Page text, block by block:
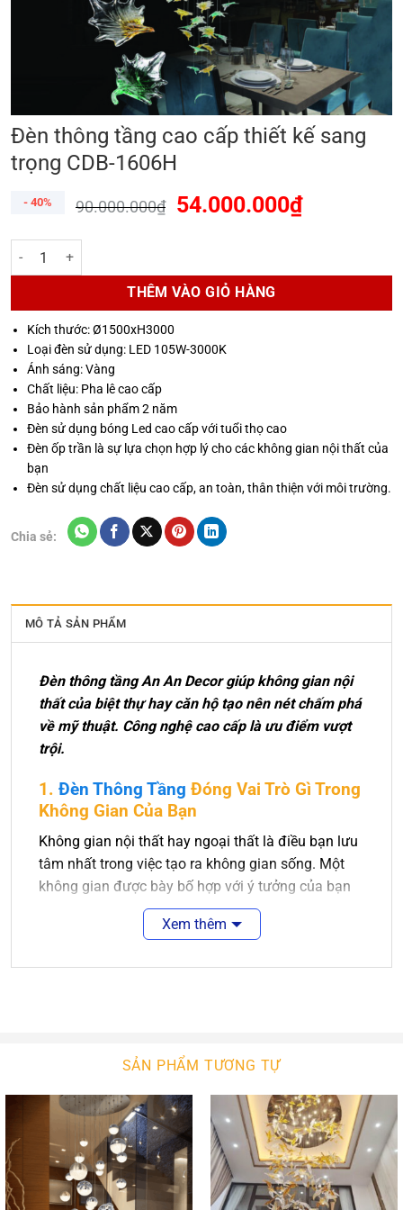
Đèn thông tầng cao cấp thiết kế sang
trọng CDB-1606H
- 40% 90.000.000₫ 54.000.000₫
Đèn thông tầng cao cấp thiết kế sang trọng CDB-1606H số lượng
THÊM VÀO GIỎ HÀNG
Kích thước: Ø1500xH3000
Loại đèn sử dụng: LED 105W-3000K
Ánh sáng: Vàng
Chất liệu: Pha lê cao cấp
Bảo hành sản phẩm 2 năm
Đèn sử dụng bóng Led cao cấp với tuổi thọ cao
Đèn ốp trần là sự lựa chọn hợp lý cho các không gian nội thất của
bạn
Đèn sử dụng chất liệu cao cấp, an toàn, thân thiện với môi trường.
Chia sẻ:
MÔ TẢ SẢN PHẨM
Đèn thông tầng An An Decor giúp không gian nội
thất của biệt thự hay căn hộ tạo nên nét chấm phá
về mỹ thuật. Công nghệ cao cấp là ưu điểm vượt
trội.
1. Đèn Thông Tầng Đóng Vai Trò Gì Trong
Không Gian Của Bạn
Không gian nội thất hay ngoại thất là điều bạn lưu
tâm nhất trong việc tạo ra không gian sống. Một
không gian được bày bố hợp với ý tưởng của bạn
là điều tuyệt vời. Sẽ tuyệt vời hơn nếu không gian
ấy được màu sắc của ánh sáng chiếu rọi.
Đèn thông tầng là sự lựa chọn tuyệt vời cho các
đẹp, sang trọng. Với công nghệ chiếu sáng hiện
linh.
2.Đèn Thông TầngAn An Decor
Dòng đèn thông tầng được các nghệ nhân chế tác
công phu và tỉ mỉ. Sử dụng các chất liệu cao cấp,
Xem thêm
SẢN PHẨM TƯƠNG TỰ